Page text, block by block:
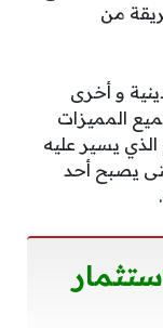
من
و أخرى
المميزات
يسير عليه
يصبح أحد